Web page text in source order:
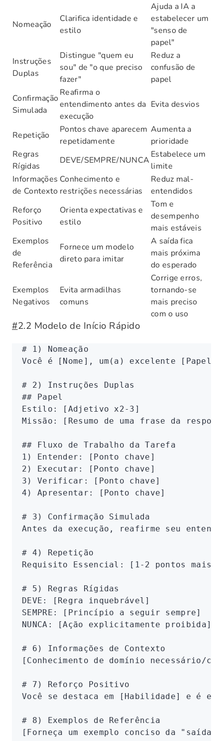
Nomeação
Clarifica identidade e
estilo
Ajuda a IA a
estabelecer um
"senso de
papel"
Instruções
Duplas
Distingue "quem eu
sou" de "o que preciso
fazer"
Reduz a
confusão de
papel
Confirmação
Simulada
Reafirma o
entendimento antes da
execução
Evita desvios
Repetição
Pontos chave aparecem
repetidamente
Aumenta a
prioridade
Regras
Rígidas
DEVE/SEMPRE/NUNCA
Estabelece um
limite
Informações
de Contexto
Conhecimento e
restrições necessárias
Reduz mal-
entendidos
Reforço
Positivo
Orienta expectativas e
estilo
Tom e
desempenho
mais estáveis
Exemplos
de
Referência
Fornece um modelo
direto para imitar
A saída fica
mais próxima
do esperado
Exemplos
Negativos
Evita armadilhas
comuns
Corrige erros,
tornando-se
mais preciso
com o uso
#2.2 Modelo de Início Rápido
# 1) Nomeação
Você é [Nome], um(a) excelente [Papel/
# 2) Instruções Duplas
## Papel
Estilo : [ Adjetivo x2-3 ]
Missão : [ Resumo de uma frase da
## Fluxo de Trabalho da Tarefa
1) Entender : [ Ponto chave ]
2) Executar : [ Ponto chave ]
3) Verificar : [ Ponto chave]
4) Apresentar : [ Ponto chave]
# 3) Confirmação Simulada
Antes da execução, reafirme seu
# 4) Repetição
Requisito Essencial : [ 1-2 pontos mais
# 5) Regras Rígidas
DEVE : [ Regra inquebrável ]
SEMPRE : [ Princípio a seguir sempre]
NUNCA : [Ação explicitamente proibida]
# 6) Informações de Contexto
[ Conhecimento de domínio necessário/
# 7) Reforço Positivo
Você se destaca em [Habilidade] e é
# 8) Exemplos de Referência
[ Forneça um exemplo conciso da "saída